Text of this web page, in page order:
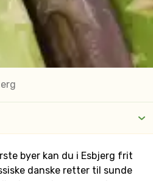
byer kan du i Esbjerg frit
danske retter til sunde